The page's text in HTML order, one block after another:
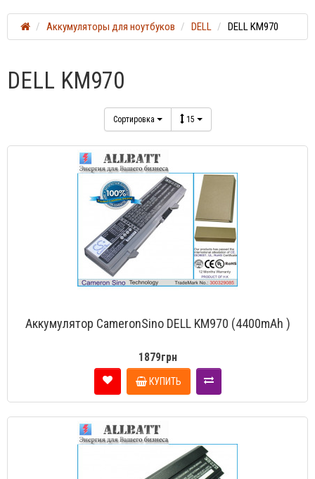
Аккумуляторы для ноутбуков DELL DELL KM970
DELL KM970
Сортировка 15
Аккумулятор CameronSino DELL KM970 (4400mAh )
1879грн
КУПИТЬ